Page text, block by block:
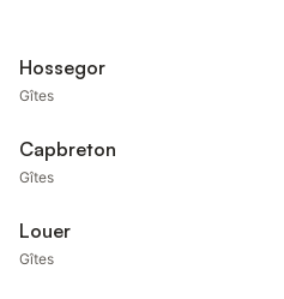
Hossegor
Gîtes
Capbreton
Gîtes
Louer
Gîtes